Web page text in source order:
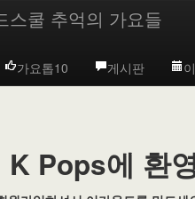
스쿨 추억의 가요들
가요톱10 게시판
Pops에 환